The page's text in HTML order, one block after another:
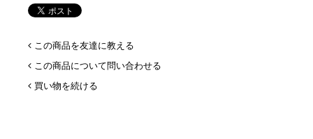
この商品を友達に教える
この商品について問い合わせる
買い物を続ける